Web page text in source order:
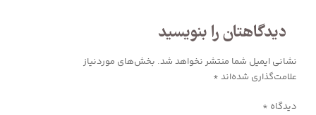
دیدگاهتان را بنویسید
نشانی ایمیل شما منتشر نخواهد شد. بخش‌های موردنیاز
علامت‌گذاری شده‌اند *
دیدگاه *